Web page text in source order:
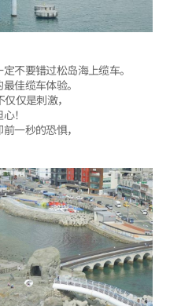
不要错过松岛海上缆车。
佳缆车体验。
仅是刺激，
！
一秒的恐惧，